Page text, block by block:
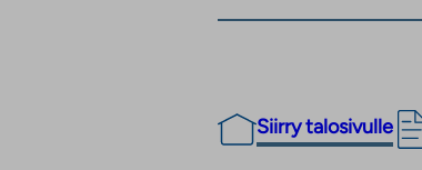
Siirry talosivulle